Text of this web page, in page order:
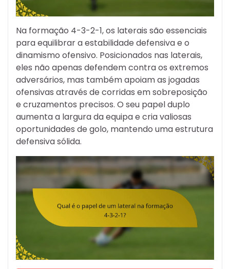
Na formação 4-3-2-1, os laterais são essenciais
para equilibrar a estabilidade defensiva e o
dinamismo ofensivo. Posicionados nas laterais,
eles não apenas defendem contra os extremos
adversários, mas também apoiam as jogadas
ofensivas através de corridas em sobreposição
e cruzamentos precisos. O seu papel duplo
aumenta a largura da equipa e cria valiosas
oportunidades de golo, mantendo uma estrutura
defensiva sólida.